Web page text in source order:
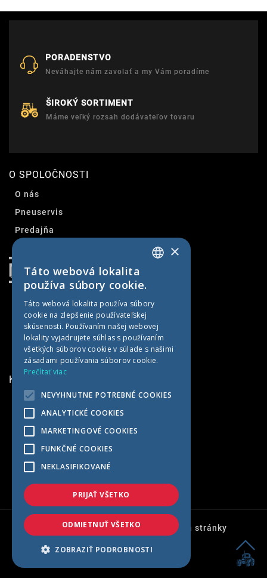
PORADENSTVO
Neváhajte nám zavolať a my Vám poradíme
ŠIROKÝ SORTIMENT
Máme veľký rozsah dodávateľov tovaru
O SPOLOČNOSTI
O nás
Pneuservis
Predajňa
KONTAKTNÉ INFORMÁCIE
MET AGRO
Kočín 100
922 04 Kočín-Lančár
Slovensko
+421 33 7791569
met@met-agro.sk
Ochrana osobných údajov
Mapa stránky
SLOVAK
GERMAN
HUNGARIAN
×
Táto webová lokalita
používa súbory cookie.
Táto webová lokalita používa súbory
cookie na zlepšenie používateľskej
skúsenosti. Používaním našej webovej
lokality vyjadrujete súhlas s používaním
všetkých súborov cookie v súlade s našimi
zásadami používania súborov cookie.
Prečítať viac
NEVYHNUTNE POTREBNÉ COOKIES
ANALYTICKÉ COOKIES
MARKETINGOVÉ COOKIES
FUNKČNÉ COOKIES
NEKLASIFIKOVANÉ
PRIJAŤ VŠETKO
ODMIETNUŤ VŠETKO
ZOBRAZIŤ PODROBNOSTI